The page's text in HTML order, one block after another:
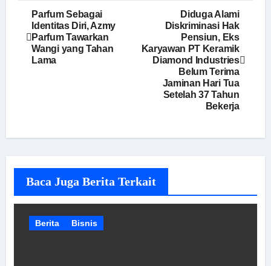
Navigasi
pos
Parfum Sebagai
Identitas Diri, Azmy
Parfum Tawarkan
Wangi yang Tahan
Lama
Diduga Alami
Diskriminasi Hak
Pensiun, Eks
Karyawan PT Keramik
Diamond Industries
Belum Terima
Jaminan Hari Tua
Setelah 37 Tahun
Bekerja
Baca Juga Berita Terkait
Berita Bisnis